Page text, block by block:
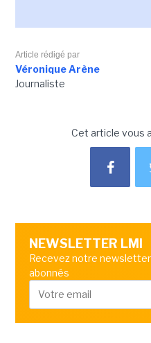
Article rédigé par
Véronique Arène
Journaliste
Cet article vous
NEWSLETTER LMI
Recevez notre
abonnés